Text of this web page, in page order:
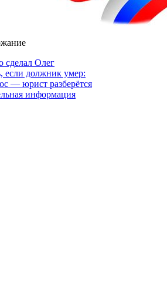
сделал Олег
если должник умер:
— юрист разберётся
информация